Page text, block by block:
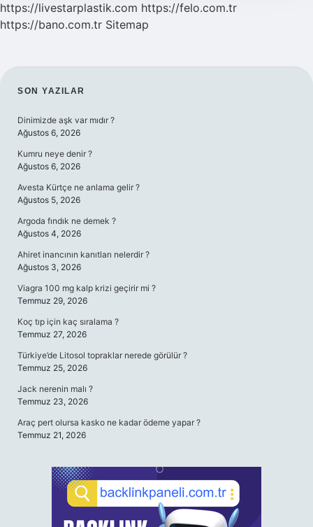
https://livestarplastik.com https://felo.com.tr
https://bano.com.tr Sitemap
SIDEBAR
SON YAZILAR
Dinimizde aşk var mıdır ?
Ağustos 6, 2026
Kumru neye denir ?
Ağustos 6, 2026
Avesta Kürtçe ne anlama gelir ?
Ağustos 5, 2026
Argoda fındık ne demek ?
Ağustos 4, 2026
Ahiret inancının kanıtları nelerdir ?
Ağustos 3, 2026
Viagra 100 mg kalp krizi geçirir mi ?
Temmuz 29, 2026
Koç tıp için kaç sıralama ?
Temmuz 27, 2026
Türkiye’de Litosol topraklar nerede görülür ?
Temmuz 25, 2026
Jack nerenin malı ?
Temmuz 23, 2026
Araç pert olursa kasko ne kadar ödeme yapar ?
Temmuz 21, 2026